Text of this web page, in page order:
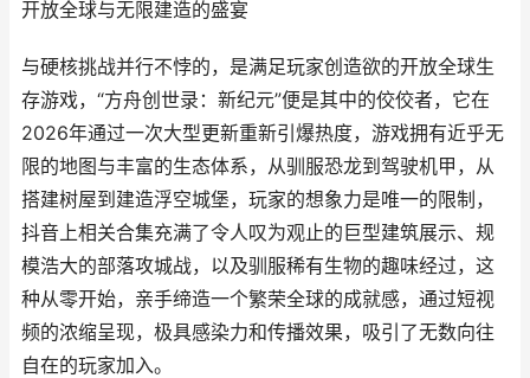
开放全球与无限建造的盛宴
与硬核挑战并行不悖的，是满足玩家创造欲的开放全球生
存游戏，“方舟创世录：新纪元”便是其中的佼佼者，它在
2026年通过一次大型更新重新引爆热度，游戏拥有近乎无
限的地图与丰富的生态体系，从驯服恐龙到驾驶机甲，从
搭建树屋到建造浮空城堡，玩家的想象力是唯一的限制，
抖音上相关合集充满了令人叹为观止的巨型建筑展示、规
模浩大的部落攻城战，以及驯服稀有生物的趣味经过，这
种从零开始，亲手缔造一个繁荣全球的成就感，通过短视
频的浓缩呈现，极具感染力和传播效果，吸引了无数向往
自在的玩家加入。